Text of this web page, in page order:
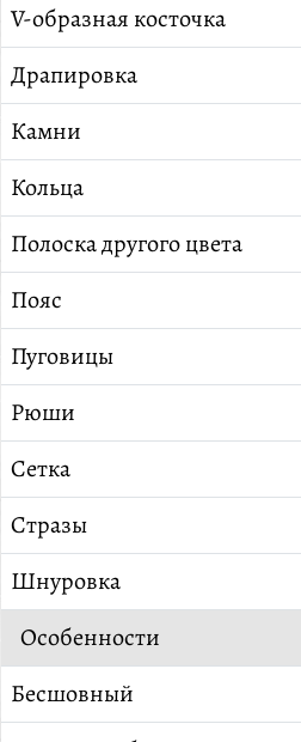
V-образная косточка
Драпировка
Камни
Кольца
Полоска другого цвета
Пояс
Пуговицы
Рюши
Сетка
Стразы
Шнуровка
Особенности
Бесшовный